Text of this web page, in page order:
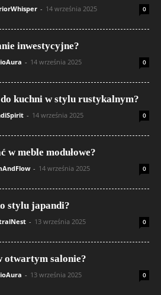
- 14 września 2025 0
inwestycyjne?
- 14 września 2025 0
kuchni w stylu rustykalnym?
- 14 września 2025 0
w meble modułowe?
- 14 września 2025 0
stylu japandi?
- 13 września 2025 0
otwartym salonie?
- 13 września 2025 0